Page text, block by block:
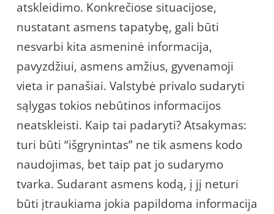
atskleidimo. Konkrečiose situacijose,
nustatant asmens tapatybę, gali būti
nesvarbi kita asmeninė informacija,
pavyzdžiui, asmens amžius, gyvenamoji
vieta ir panašiai. Valstybė privalo sudaryti
sąlygas tokios nebūtinos informacijos
neatskleisti. Kaip tai padaryti? Atsakymas:
turi būti “išgrynintas” ne tik asmens kodo
naudojimas, bet taip pat jo sudarymo
tvarka. Sudarant asmens kodą, į jį neturi
būti įtraukiama jokia papildoma informacija